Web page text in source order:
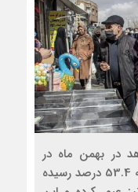
در بهمن ماه در
حالی که تورم نقطه‌ای مصرف‌کننده به 53.4 درصد رسیده